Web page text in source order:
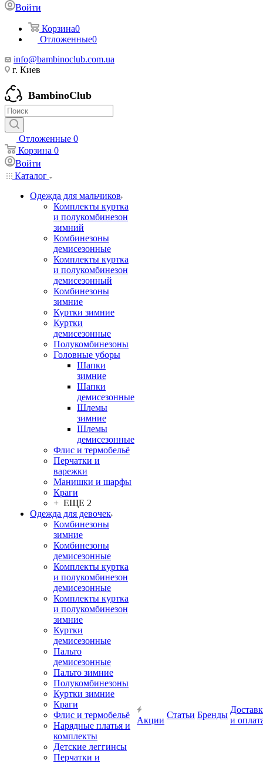
Войти
Корзина0
Отложенные0
info@bambinoclub.com.ua
г. Киев
BambinoClub
Отложенные 0
Корзина 0
Войти
Каталог
Одежда для мальчиков
Комплекты куртка
и полукомбинезон
зимний
Комбинезоны
демисезонные
Комплекты куртка
и полукомбинезон
демисезонный
Комбинезоны
зимние
Куртки зимние
Куртки
демисезонные
Полукомбинезоны
Головные уборы
Шапки
зимние
Шапки
демисезонные
Шлемы
зимние
Шлемы
демисезонные
Флис и термобельё
Перчатки и
варежки
Манишки и шарфы
Краги
+ ЕЩЕ 2
Одежда для девочек
Комбинезоны
зимние
Комбинезоны
демисезонные
Комплекты куртка
и полукомбинезон
демисезонные
Комплекты куртка
и полукомбинезон
зимние
Куртки
демисезонные
Пальто
демисезонные
Пальто зимние
Полукомбинезоны
Куртки зимние
Краги
Флис и термобельё
Нарядные платья и
комплекты
Детские леггинсы
Перчатки и
Акции
Статьи Бренды
и